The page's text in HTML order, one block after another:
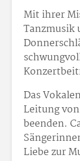
Mit ihrer
Tanzmusik
Das
Leitung
beenden.
Liebe zur